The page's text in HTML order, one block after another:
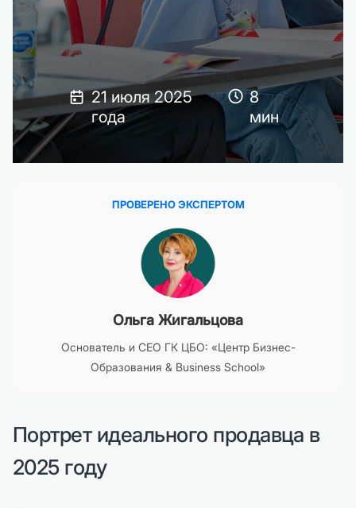
21 июля 2025
года
8
мин
ПРОВЕРЕНО ЭКСПЕРТОМ
Ольга Жигальцова
Основатель и CEO ГК ЦБО: «Центр Бизнес-
Образования & Business School»
Портрет идеального продавца в
2025 году